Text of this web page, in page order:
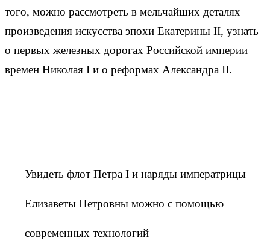
того, можно рассмотреть в мельчайших деталях
произведения искусства эпохи Екатерины II, узнать
о первых железных дорогах Российской империи
времен Николая I и о реформах Александра II.
Увидеть флот Петра I и наряды императрицы
Елизаветы Петровны можно с помощью
современных технологий